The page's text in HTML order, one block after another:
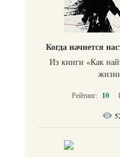
Когда начнется
Из книги «Как
Рейтинг: 10